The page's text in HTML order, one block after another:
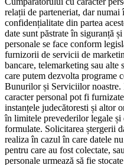
relații de parteneriat, dar
confidențialitate din partea
date sunt păstrate în siguranță
personale se face conform
furnizorii de servicii de
bancare, telemarketing sau
care putem dezvolta programe
Bunurilor și Serviciilor
caracter personal pot fi
instanțele judecătoresti și altor
în limitele prevederilor legale și
formulate. Solicitarea ștergerii
realiza în cazul în care datele
pentru care au fost colectate,
personale urmează să fie